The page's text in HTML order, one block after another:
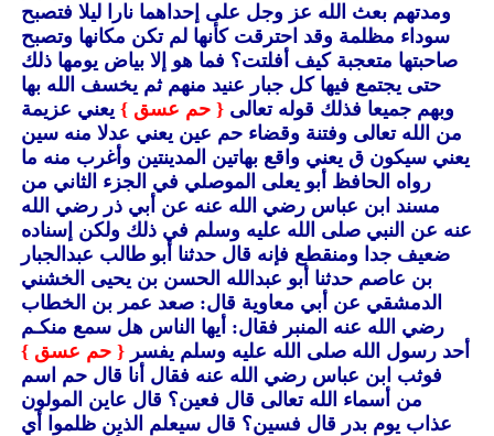
ومدتهم بعث الله عز وجل على إحداهما نارا ليلا فتصبح
سوداء مظلمة وقد احترقت كأنها لم تكن مكانها وتصبح
صاحبتها متعجبة كيف أفلتت؟ فما هو إلا بياض يومها ذلك
حتى يجتمع فيها كل جبار عنيد منهم ثم يخسف الله بها
وبهم جميعا فذلك قوله تعالى { حم عسق }يعني عزيمة
من الله تعالى وفتنة وقضاء حم عين يعني عدلا منه سين
يعني سيكون ق يعني واقع بهاتين المدينتين وأغرب منه ما
رواه الحافظ أبو يعلى الموصلي في الجزء الثاني من
مسند ابن عباس رضي الله عنه عن أبي ذر رضي الله
عنه عن النبي صلى الله عليه وسلم في ذلك ولكن إسناده
ضعيف جدا ومنقطع فإنه قال حدثنا أبو طالب عبدالجبار
بن عاصم حدثنا أبو عبدالله الحسن بن يحيى الخشني
الدمشقي عن أبي معاوية قال: صعد عمر بن الخطاب
رضي الله عنه المنبر فقال: أيها الناس هل سمع منكـم
أحد رسول الله صلى الله عليه وسلم يفسر { حم عسق }
فوثب ابن عباس رضي الله عنه فقال أنا قال حم اسم
من أسماء الله تعالى قال فعين؟ قال عاين المولون
عذاب يوم بدر قال فسين؟ قال سيعلم الذين ظلموا أي